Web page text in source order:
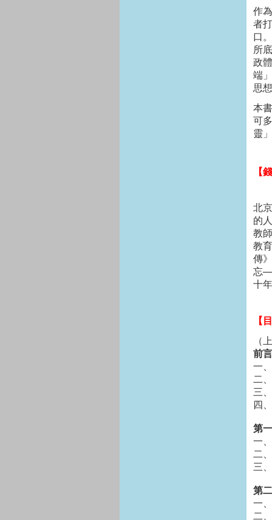
作
者
口。
所
政
端
思
本
可
靈
【
北
的
教
教
傳
忘
十
【
（
前言
一
二
三
四
第
一
二
三
第
一
二